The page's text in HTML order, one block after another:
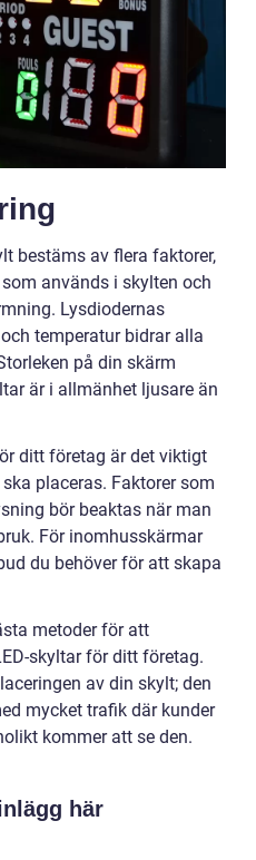
bestäms av flera faktorer,
används i skylten och
Lysdiodernas
temperatur bidrar alla
på din skärm
är i allmänhet ljusare än
ditt företag är det viktigt
placeras. Faktorer som
bör beaktas när man
För inomhusskärmar
du behöver för att skapa
metoder för att
skyltar för ditt företag.
av din skylt; den
mycket trafik där kunder
kommer att se den.
här